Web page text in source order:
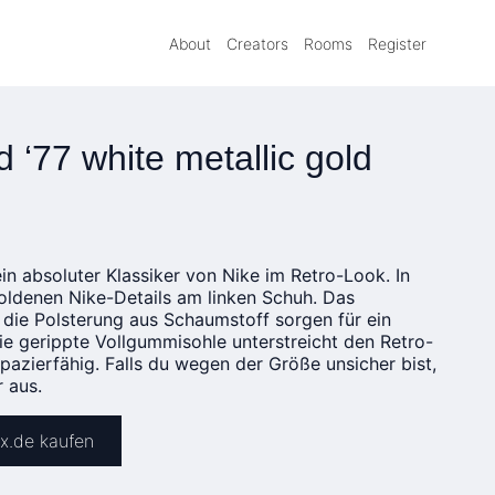
About Creators Rooms Register
‘77 white metallic gold
absoluter Klassiker von Nike im Retro-Look. In
Nike-Details am linken Schuh. Das
Polsterung aus Schaumstoff sorgen für ein
gerippte Vollgummisohle unterstreicht den Retro-
Falls du wegen der Größe unsicher bist,
aus.
kaufen